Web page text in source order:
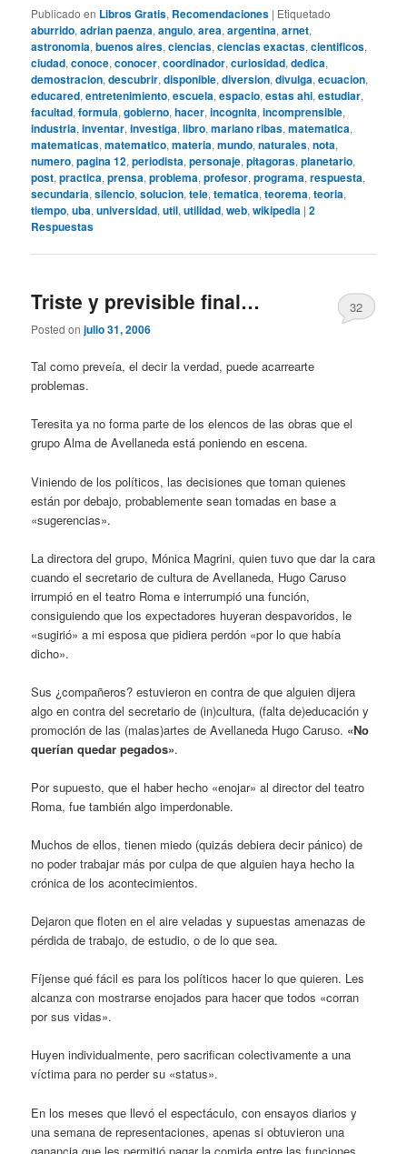
Publicado en Libros Gratis, Recomendaciones | Etiquetado
aburrido,adrian paenza,angulo,area,argentina,arnet,
astronomia,buenos aires,ciencias,ciencias exactas,cientificos,
ciudad,conoce,conocer,coordinador,curiosidad,dedica,
demostracion,descubrir,disponible,diversion,divulga,ecuacion,
educared,entretenimiento,escuela,espacio,estas ahi,estudiar,
facultad,formula,gobierno,hacer,incognita,incomprensible,
industria,inventar,investiga,libro,mariano ribas,matematica,
matematicas,matematico,materia,mundo,naturales,nota,
numero,pagina 12,periodista,personaje,pitagoras,planetario,
post,practica,prensa,problema,profesor,programa,respuesta,
secundaria,silencio,solucion,tele,tematica,teorema,teoria,
tiempo,uba,universidad,util,utilidad,web,wikipedia |2
Respuestas
Triste y previsible final…
Posted onjulio 31, 2006
32
Tal como preveía, el decir la verdad, puede acarrearte
problemas.
Teresita ya no forma parte de los elencos de las obras que el
grupo Alma de Avellaneda está poniendo en escena.
Viniendo de los políticos, las decisiones que toman quienes
están por debajo, probablemente sean tomadas en base a
«sugerencias».
La directora del grupo, Mónica Magrini, quien tuvo que dar la cara
cuando el secretario de cultura de Avellaneda, Hugo Caruso
irrumpió en el teatro Roma e interrumpió una función,
consiguiendo que los expectadores huyeran despavoridos, le
«sugirió» a mi esposa que pidiera perdón «por lo que había
dicho».
Sus ¿compañeros? estuvieron en contra de que alguien dijera
algo en contra del secretario de (in)cultura, (falta de)educación y
promoción de las (malas)artes de Avellaneda Hugo Caruso. «No
querían quedar pegados».
Por supuesto, que el haber hecho «enojar» al director del teatro
Roma, fue también algo imperdonable.
Muchos de ellos, tienen miedo (quizás debiera decir pánico) de
no poder trabajar más por culpa de que alguien haya hecho la
crónica de los acontecimientos.
Dejaron que floten en el aire veladas y supuestas amenazas de
pérdida de trabajo, de estudio, o de lo que sea.
Fíjense qué fácil es para los políticos hacer lo que quieren. Les
alcanza con mostrarse enojados para hacer que todos «corran
por sus vidas».
Huyen individualmente, pero sacrifican colectivamente a una
víctima para no perder su «status».
En los meses que llevó el espectáculo, con ensayos diarios y
una semana de representaciones, apenas si obtuvieron una
ganancia que les permitió pagar la comida entre las funciones